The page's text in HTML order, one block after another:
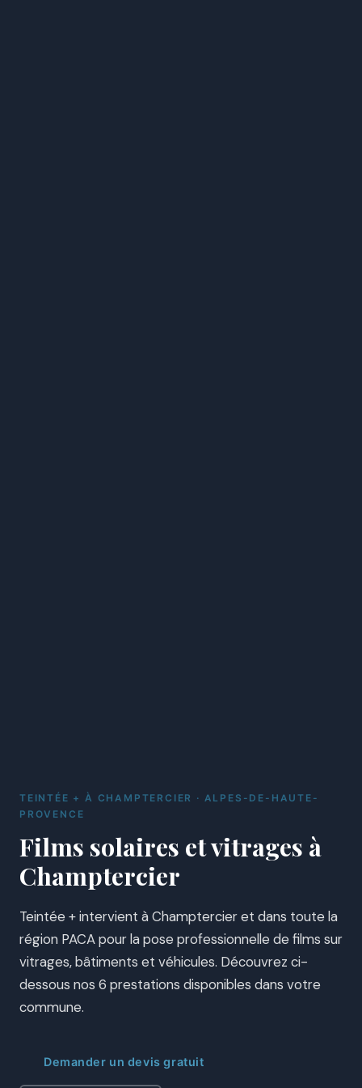
TEINTÉE + À CHAMPTERCIER · ALPES-DE-HAUTE-
PROVENCE
Films solaires et vitrages à
Champtercier
Teintée + intervient à Champtercier et dans toute la
région PACA pour la pose professionnelle de films sur
vitrages, bâtiments et véhicules. Découvrez ci-
dessous nos 6 prestations disponibles dans votre
commune.
Demander un devis gratuit